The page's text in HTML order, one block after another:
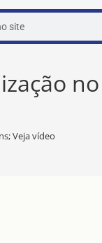
no
Veja vídeo